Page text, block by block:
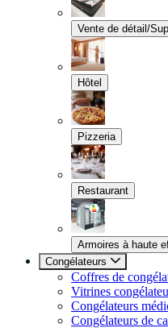
Vente de détail/
Hôtel
Pizzeria
Restaurant
Armoires à haute
Congélateurs
Coffres de
Vitrines
Congélateurs
Congélateurs de